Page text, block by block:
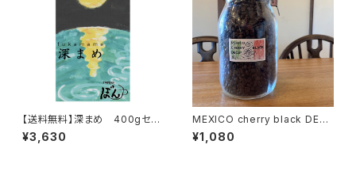
【送料無料】深まめ 400gセッ
ト
¥3,630
MEXICO cherry black DEC
AF 100g
¥1,080